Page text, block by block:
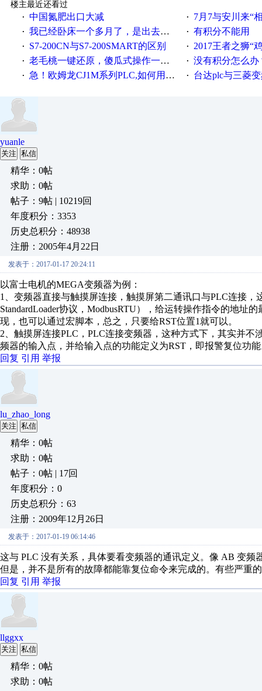
楼主最近还看过
· 中国氮肥出口大减 · 7月7与安川来“
· 我已经卧床一个多月了，是出去安装机械手在高速遭遇车祸所致:大家工作都要特别注意啊 · 有积分不能用
· S7-200CN与S7-200SMART的区别 · 2017王者之狮“鸡”情签到
· 老毛桃一键还原，傻瓜式操作一键轻松备份还原；程序为向导式安装，一键即可实现自动备份或还原系统。 · 没有积分怎么办
· 急！欧姆龙CJ1M系列PLC,如何用时间控制变频器。要求时间在组态王中可以自由输入！拜托各位大神了！ · 台达plc与三菱
yuanle
关注 私信
精华：0帖
求助：0帖
帖子：9帖 | 10219回
年度积分：3353
历史总积分：48938
注册：2005年4月22日
发表于：2017-01-17 20:24:11
以富士电机的MEGA变频器为例：
1、变频器直接与触摸屏连接，触摸屏第二通讯口与PLC连接
StandardLoader协议，ModbusRTU），给运转操作指令的地址
现，也可以通过宏脚本，总之，只要给RST位置1就可以。
2、触摸屏连接PLC，PLC连接变频器，这种方式下，其实并
频器的输入点，并给输入点的功能定义为RST，即报警复位功
回复 引用 举报
lu_zhao_long
关注 私信
精华：0帖
求助：0帖
帖子：0帖 | 17回
年度积分：0
历史总积分：63
注册：2009年12月26日
发表于：2017-01-19 06:14:46
这与 PLC 没有关系，具体要看变频器的通讯定义。像 AB 变频
但是，并不是所有的故障都能靠复位命令来完成的。有些严重
回复 引用 举报
llggxx
关注 私信
精华：0帖
求助：0帖